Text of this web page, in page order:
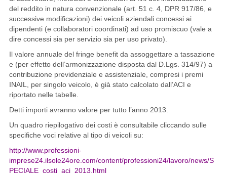
del reddito in natura convenzionale (art. 51 c. 4, DPR 917/86, e
successive modificazioni) dei veicoli aziendali concessi ai
dipendenti (e collaboratori coordinati) ad uso promiscuo (vale a
dire concessi sia per servizio sia per uso privato).
Il valore annuale del fringe benefit da assoggettare a tassazione
e (per effetto dell’armonizzazione disposta dal D.Lgs. 314/97) a
contribuzione previdenziale e assistenziale, compresi i premi
INAIL, per singolo veicolo, è già stato calcolato dall’ACI e
riportato nelle tabelle.
Detti importi avranno valore per tutto l’anno 2013.
Un quadro riepilogativo dei costi è consultabile cliccando sulle
specifiche voci relative al tipo di veicoli su:
http://www.professioni-
imprese24.ilsole24ore.com/content/professioni24/lavoro/news/S
PECIALE_costi_aci_2013.html